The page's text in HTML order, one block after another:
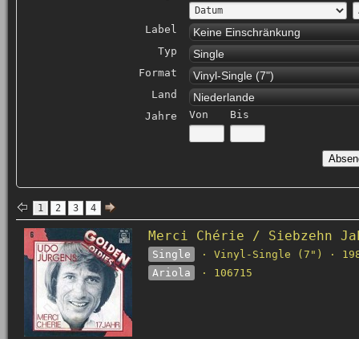
Label Keine Einschränkung
Typ Single
Format Vinyl-Single (7")
Land Niederlande
Jahre Von Bis
1 2 3 4
Merci Chérie / Siebzehn
Single
· Vinyl-Single (7") ·
Ariola
· 106715